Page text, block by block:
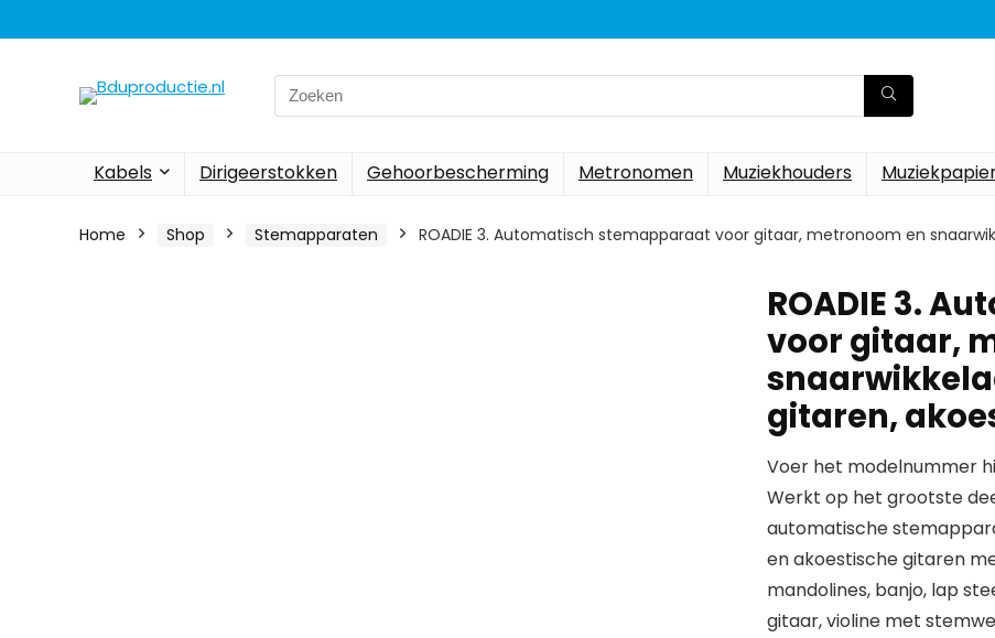
Search
for:
Kabels Dirigeerstokken Gehoorbescherming Metronomen Muziekhouders
Home Shop Stemapparaten ROADIE 3. Automatisch stemapparaat voor gitaar, metronoom en
ROADIE 3.
voor gitaar,
gitaren,
Voer het modelnummer
Werkt op het grootste
automatische
en akoestische gitaren
mandolines, banjo, lap
gitaar, violine met